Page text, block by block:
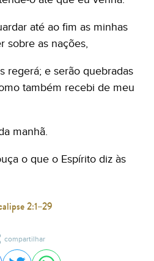
até ao fim as minhas
sobre as nações,
regerá; e serão quebradas
também recebi de meu
manhã.
o que o Espírito diz às
2:1–29
compartilhar